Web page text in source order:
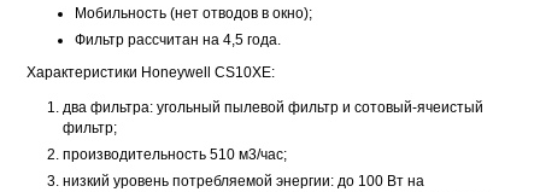
Мобильность (нет отводов в окно);
Фильтр рассчитан на 4,5 года.
Характеристики Honeywell CS10XE:
два фильтра: угольный пылевой фильтр и сотовый-ячеистый
фильтр;
производительность 510 м3/час;
низкий уровень потребляемой энергии: до 100 Вт на